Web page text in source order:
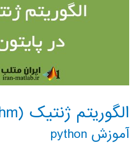
الگوریتم ژنتیک (genetic algorithm) در پایتون
آموزش python